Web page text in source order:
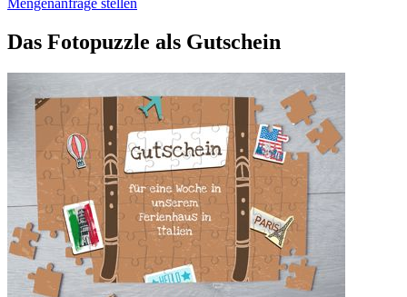
Das Fotopuzzle als Gutschein